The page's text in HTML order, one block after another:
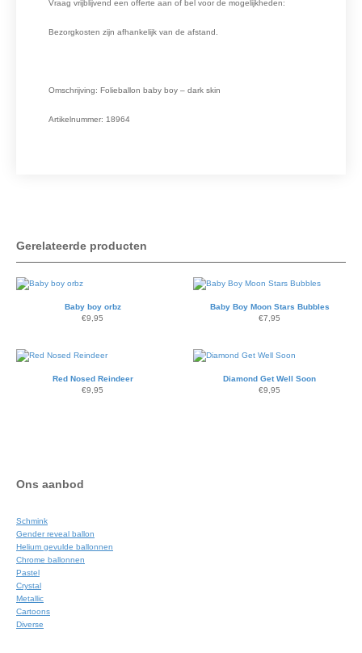
Vraag vrijblijvend een offerte aan of bel voor de mogelijkheden:
Bezorgkosten zijn afhankelijk van de afstand.
Omschrijving: Folieballon baby boy – dark skin
Artikelnummer: 18964
Gerelateerde producten
Baby boy orbz
€9,95
Baby Boy Moon Stars Bubbles
€7,95
Red Nosed Reindeer
€9,95
Diamond Get Well Soon
€9,95
Ons aanbod
Schmink
Gender reveal ballon
Helium gevulde ballonnen
Chrome ballonnen
Pastel
Crystal
Metallic
Cartoons
Diverse